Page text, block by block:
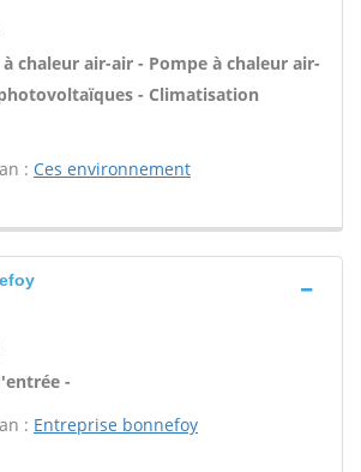
chaleur air-air - Pompe à chaleur air-
- Climatisation
: Ces environnement
-
: Entreprise bonnefoy